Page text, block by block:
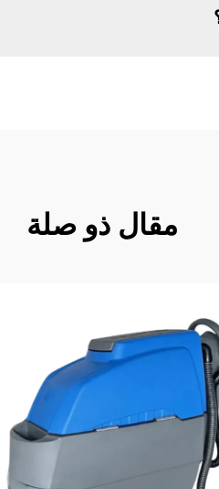
مقال ذو صلة